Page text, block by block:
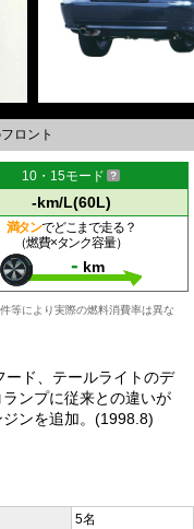
ロント
10・15モード
-km/L(60L)
満タンでどこまで走る？
（燃費×タンク容量）
- km
等により実際の燃料消費率は異な
ード、テールライトのデ
ンプに従来との違いが
ンを追加。(1998.8)
5名